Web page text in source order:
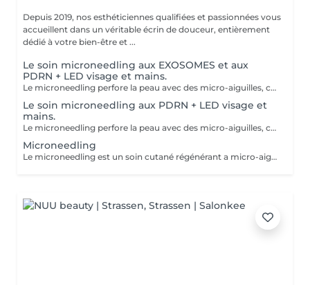
Depuis 2019, nos esthéticiennes qualifiées et passionnées vous
accueillent dans un véritable écrin de douceur, entièrement
dédié à votre bien-être et ...
Le soin microneedling aux EXOSOMES et aux
PDRN + LED visage et mains.
Le microneedling perfore la peau avec des micro-aiguilles, créant des micro-canaux qui permettent à un sérum actif (PDRN ou exosomes) de pénétrer en profondeur dans le derme. C'est ce qu'on appelle un soin « biostimulateur » : on ne remplit pas, on stimule la peau pour qu'elle se régénère elle-même. L'association des exosomes et du PDRN (Polydésoxyribonucléotide) est une révolution anti-âge. Il représente le protocole de régénération cutanée le plus avancé en médecine esthétique. Cette synergie permet de stimuler le renouvellement cellulaire de façon accélérée, d'atténuer les cicatrices et de lifter le teint sans chirurgie. C'est une synergie régénératrice puissante, ces deux actifs maximisent la réparation tissulaire et l'éclat du teint. Idéale pour les peaux: matures , avec des dommages solaires importants, des cicatrices, une perte de fermeté. Soin plus puissant que le PDRN . Pour optimiser les effets du soin, nous appliquerons la lumière LED sur le visage. Profitez, également, d'un traitement anti-âge à la lumière Led pour les mains.
Le soin microneedling aux PDRN + LED visage et
mains.
Le microneedling perfore la peau avec des micro-aiguilles, créant des micro-canaux qui permettent à un sérum actif (PDRN ou exosomes) de pénétrer en profondeur dans le derme. C'est ce qu'on appelle un soin « biostimulateur » : on ne remplit pas, on stimule la peau pour qu'elle se régénère elle-même. Tandis que le sérum PDRN pénètre profondément pour stimuler la réparation cellulaire, accélérer la cicatrisation et booster la production de collagène. Pour optimiser les effets du soin, nous appliquerons la lumière LED sur le visage. Profitez, également, d'un traitement anti-âge à la lumière Led pour les mains.
Microneedling
Le microneedling est un soin cutané régénérant a micro-aiguilles permettant de réduire les signes de l'âge et de raviver l'éclat de votre peau, il aide aussi a effacer les traces d'acné, les cicatrices. Un véritable soin qui resserre les pores dilatés , lisse la peau, estimes les rides et ridules grâce au sérum à l'acide hyaluronique. + LED visage et mains